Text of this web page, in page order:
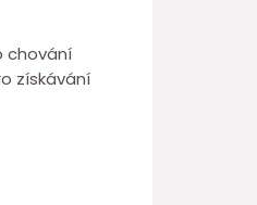
chování
získávání